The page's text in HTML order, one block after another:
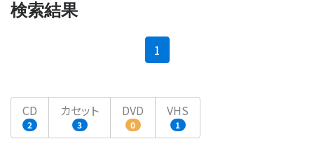
検索結果
1
CD
2
カセット
3
DVD
0
VHS
1